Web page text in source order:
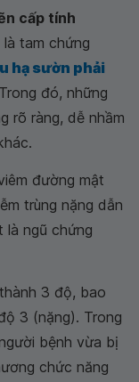
cấp tính
tam chứng
hạ sườn phải
đó, những
rõ ràng, dễ nhầm
đường mật
trùng nặng dẫn
là ngũ chứng
3 độ, bao
3 (nặng). Trong
bệnh vừa bị
chức năng